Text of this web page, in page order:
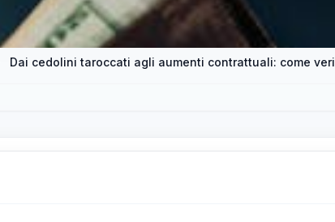
Dai cedolini taroccati agli aumenti contrattuali: come